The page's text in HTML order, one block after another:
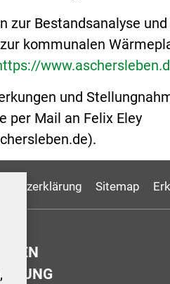
zur Bestandsanalyse
kommunalen
und
per Mail an Felix Eley
).
Sitemap